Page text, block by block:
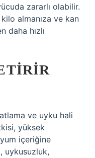
zararlı olabilir.
almanıza ve kan
daha hızlı
ve uyku hali
yüksek
içeriğine
uykusuzluk,